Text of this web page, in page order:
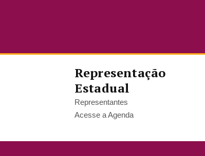
Representação
Estadual
Representantes
Acesse a Agenda